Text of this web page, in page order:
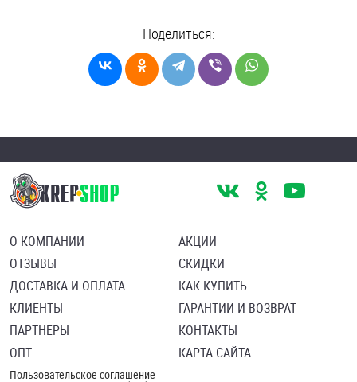
Поделиться:
О КОМПАНИИ
ОТЗЫВЫ
ДОСТАВКА И ОПЛАТА
КЛИЕНТЫ
ПАРТНЕРЫ
ОПТ
АКЦИИ
СКИДКИ
КАК КУПИТЬ
ГАРАНТИИ И ВОЗВРАТ
КОНТАКТЫ
КАРТА САЙТА
Пользовательское соглашение